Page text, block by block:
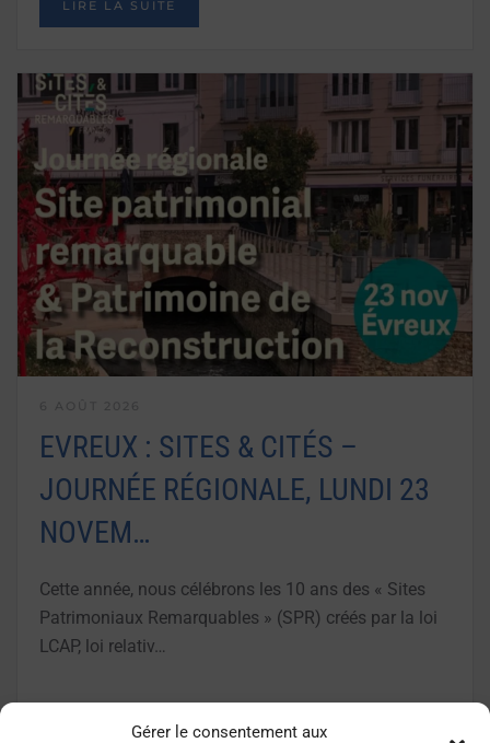
Gérer le consentement aux
LIRE LA SUITE
EVREUX : SITES & CITÉS –
JOURNÉE RÉGIONALE, LUNDI 23
NOVEM…
Cette année, nous célébrons les 10 ans des « Sites
Patrimoniaux Remarquables » (SPR) créés par la loi
LCAP, loi relativ…
LIRE LA SUITE